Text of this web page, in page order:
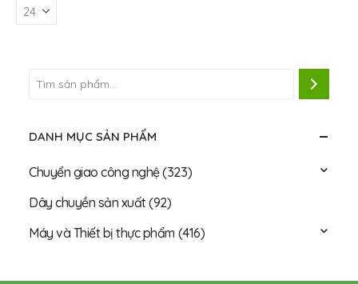
DANH MỤC SẢN PHẨM
Chuyển giao công nghệ(323)
Dây chuyền sản xuất(92)
Máy và Thiết bị thực phẩm (416)